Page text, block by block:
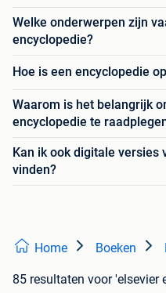
Welke onderwerpen zijn
encyclopedie?
Hoe is een encyclopedie
Waarom is het belangrijk
encyclopedie te
Kan ik ook digitale versies
vinden?
Home Boeken
85 resultaten voor 'elsevier